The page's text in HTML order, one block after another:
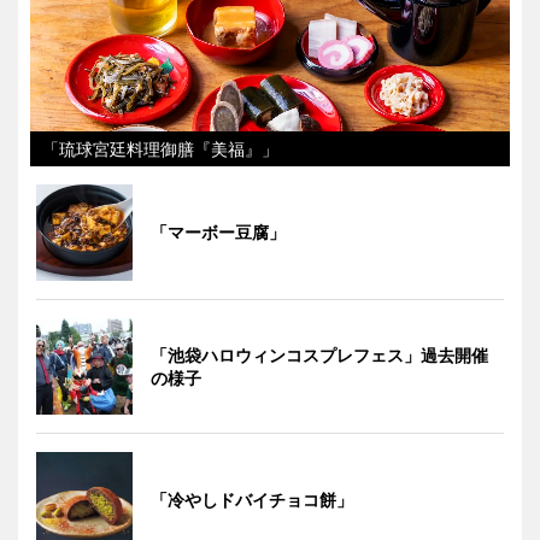
「琉球宮廷料理御膳『美福』」
「マーボー豆腐」
「池袋ハロウィンコスプレフェス」過去開催
の様子
「冷やしドバイチョコ餅」